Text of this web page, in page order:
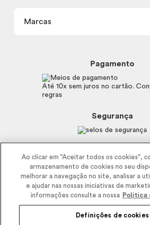
Código de defesa do consumidor
Trabalhe com a gente
Recomendações Covid19
Frete e Entrega
Fale Conosco
E-mail
Marcas
Pagamento
Até 10x sem juros no cartão.
regras
Segurança
Ao clicar em "Aceitar todos os cookies",
armazenamento de cookies no seu
melhorar a navegação no site, analisar a
e ajudar nas nossas iniciativas de
informações consulte a nossa
Politica
Definições de cookies